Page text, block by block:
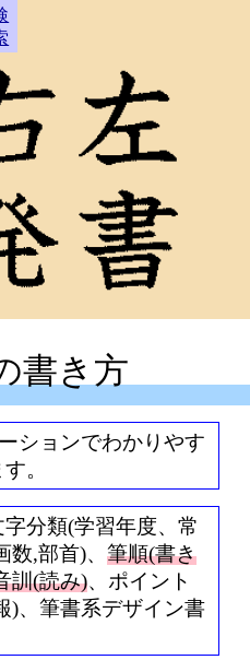
書き方
ションでわかりやす
。
分類(学習年度、常
,部首)、 筆順(書き
訓(読み)、ポイント
)、筆書系デザイン書